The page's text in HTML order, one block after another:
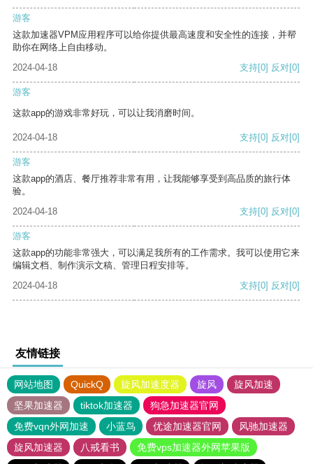
游客
这款加速器VPM应用程序可以给你提供最高速度和安全性的连接，并帮
助你在网络上自由移动。
2024-04-18
支持[0] 反对[0]
游客
这款app的游戏非常好玩，可以让我消磨时间。
2024-04-18 支持[0] 反对[0]
游客
这款app的酒店、餐厅推荐非常有用，让我能够享受到高品质的旅行体
验。
2024-04-18
支持[0] 反对[0]
游客
这款app的功能非常强大，可以满足我所有的工作需求。我可以使用它来
编辑文档、制作演示文稿、管理日程安排等。
2024-04-18
支持[0] 反对[0]
友情链接
网站地图 QuickQ 旋风加速度器 旋风
旋风加速
坚果加速器
tiktok加速器
狗急加速器官网
免费vqn外网加速
小蓝鸟 优途加速器官网
风驰加速器
旋风加速器
八戒看书
免费vps加速器外网苹果版